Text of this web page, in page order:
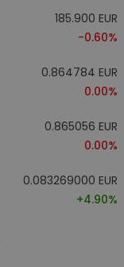
185.900 EUR
-0.60%
0.864784 EUR
0.00%
0.865056 EUR
0.00%
0.083269000 EUR
+4.90%